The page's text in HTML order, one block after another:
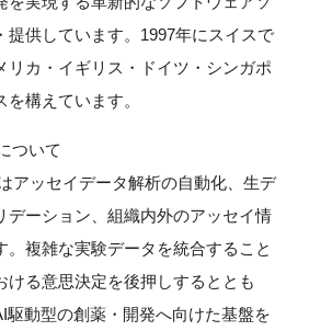
提供しています。1997年にスイスで
リカ・イギリス・ドイツ・シンガポ
構えています。
ついて
アッセイデータ解析の自動化、生デ
デーション、組織内外のアッセイ情
。複雑な実験データを統合すること
ける意思決定を後押しするととも
駆動型の創薬・開発へ向けた基盤を